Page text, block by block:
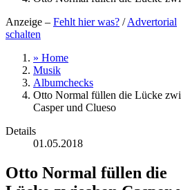
Anzeige – Fehlt hier was? /Advertorial
schalten
» Home
Musik
Albumchecks
Otto Normal füllen die Lücke
Casper und Clueso
Details
01.05.2018
Otto Normal füllen die